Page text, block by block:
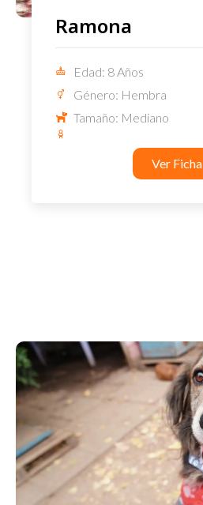
Ramona
Edad: 8 Años
Género: Hembra
Tamaño: Mediano
Ver Ficha